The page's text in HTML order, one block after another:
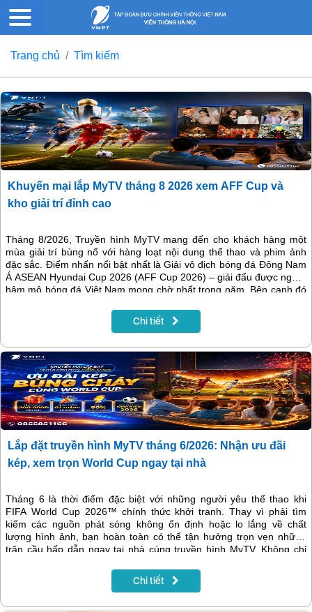
Trang chủ Tìm kiếm
Khuyến mại lắp MyTV tháng 8 2026 xem AFF Cup và
kho giải trí đỉnh cao
Tháng 8/2026, Truyền hình MyTV mang đến cho khách hàng một
mùa giải trí bùng nổ với hàng loạt nội dung thể thao và phim ảnh
đặc sắc. Điểm nhấn nổi bật nhất là Giải vô địch bóng đá Đông Nam
Á ASEAN Hyundai Cup 2026 (AFF Cup 2026) – giải đấu được người
hâm mộ bóng đá Việt Nam mong chờ nhất trong năm. Bên cạnh đó
phim phát song song với nước ngoài, giúp MyTV tiếp tục khẳng định
vị thế là nền tảng giải trí hàng đầu dành cho mọi gia đình.
Chi tiết
Lắp đặt truyền hình MyTV tháng 6/2026: Nhận ưu đãi
kép, xem trọn World Cup ngay tại nhà
Tháng 6 là thời điểm đặc biệt với những người yêu thể thao khi
FIFA World Cup 2026™ chính thức khởi tranh. Thay vì phải tìm
kiếm các nguồn phát sóng không ổn định hoặc lo lắng về chất
lượng hình ảnh, bạn hoàn toàn có thể tận hưởng trọn vẹn những
trận cầu hấp dẫn ngay tại nhà cùng truyền hình MyTV. Không chỉ
triển khai chương trình khuyến mại hấp dẫn dành cho khách hàng
đăng ký mới dịch vụ Internet và truyền hình MyTV tại Hà Nội.
Chi tiết